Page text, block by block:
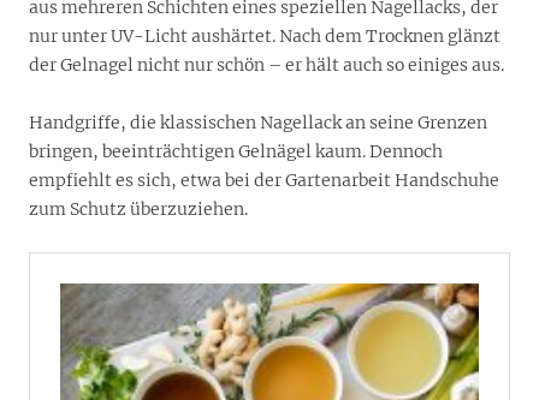
aus mehreren Schichten eines speziellen Nagellacks, der
nur unter UV-Licht aushärtet. Nach dem Trocknen glänzt
der Gelnagel nicht nur schön – er hält auch so einiges aus.
Handgriffe, die klassischen Nagellack an seine Grenzen
bringen, beeinträchtigen Gelnägel kaum. Dennoch
empfiehlt es sich, etwa bei der Gartenarbeit Handschuhe
zum Schutz überzuziehen.